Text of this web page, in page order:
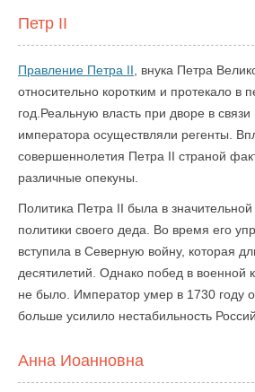
Петр II
Правление Петра II , внука Петра
относительно коротким и протекало в
год.Реальную власть при дворе в
императора осуществляли регенты.
совершеннолетия Петра II страной
различные опекуны.
Политика Петра II была в
политики своего деда. Во время его
вступила в Северную войну, которая
десятилетий. Однако побед в военной
не было. Император умер в 1730 году
больше усилило нестабильность
Анна Иоанновна